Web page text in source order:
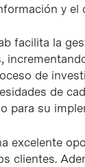
y
facilita la
de
de
para su
excelente
clientes.